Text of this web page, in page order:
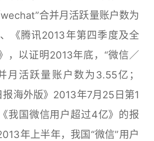
合并月活跃量账户数为
《腾讯2013年第四季度及全
，以证明2013年底，“微信／
月活跃量账户数为3.55亿；
海外版》2013年7月25日第1
我国微信用户超过4亿》的报
年上半年，我国“微信”用户